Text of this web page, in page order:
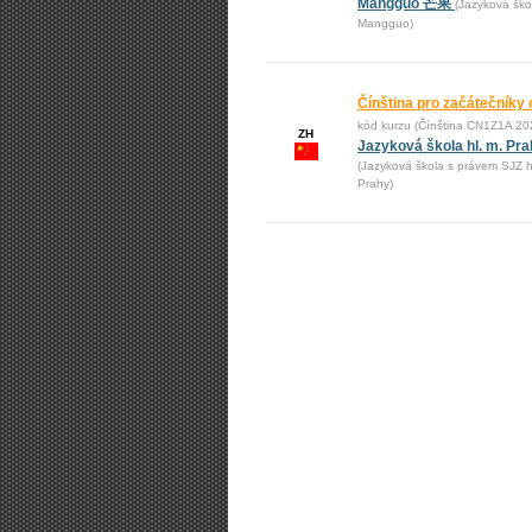
Mangguo 芒果 (Jazyková
Mangguo)
ZH
Čínština pro začátečníky
kód kurzu (Čínština CN1Z1A
Jazyková škola hl. m.
(Jazyková škola s právem SJZ
Prahy)